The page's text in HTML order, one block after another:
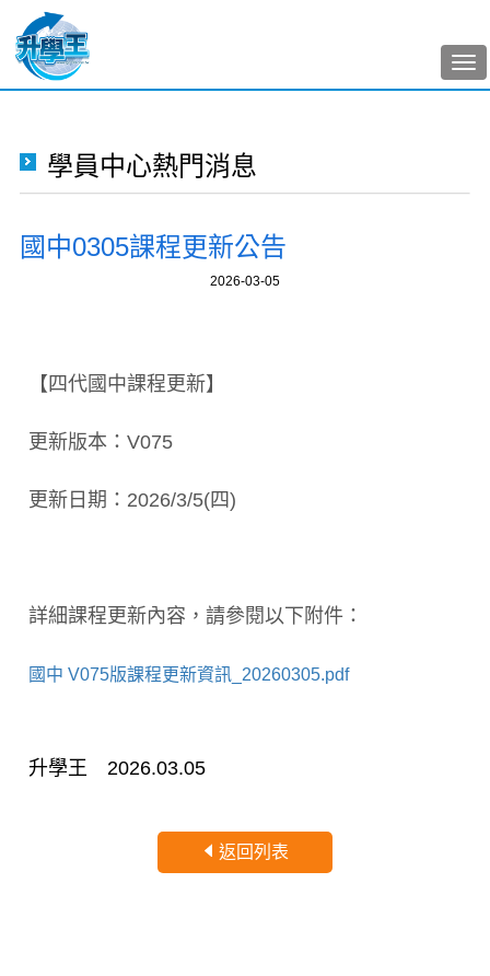
學員中心熱門消息
國中0305課程更新公告
2026-03-05
【四代國中課程更新】
更新版本：V075
更新日期：2026/3/5(四)
詳細課程更新內容，請參閱以下附件：
國中 V075版課程更新資訊_20260305.pdf
升學王 2026.03.05
返回列表